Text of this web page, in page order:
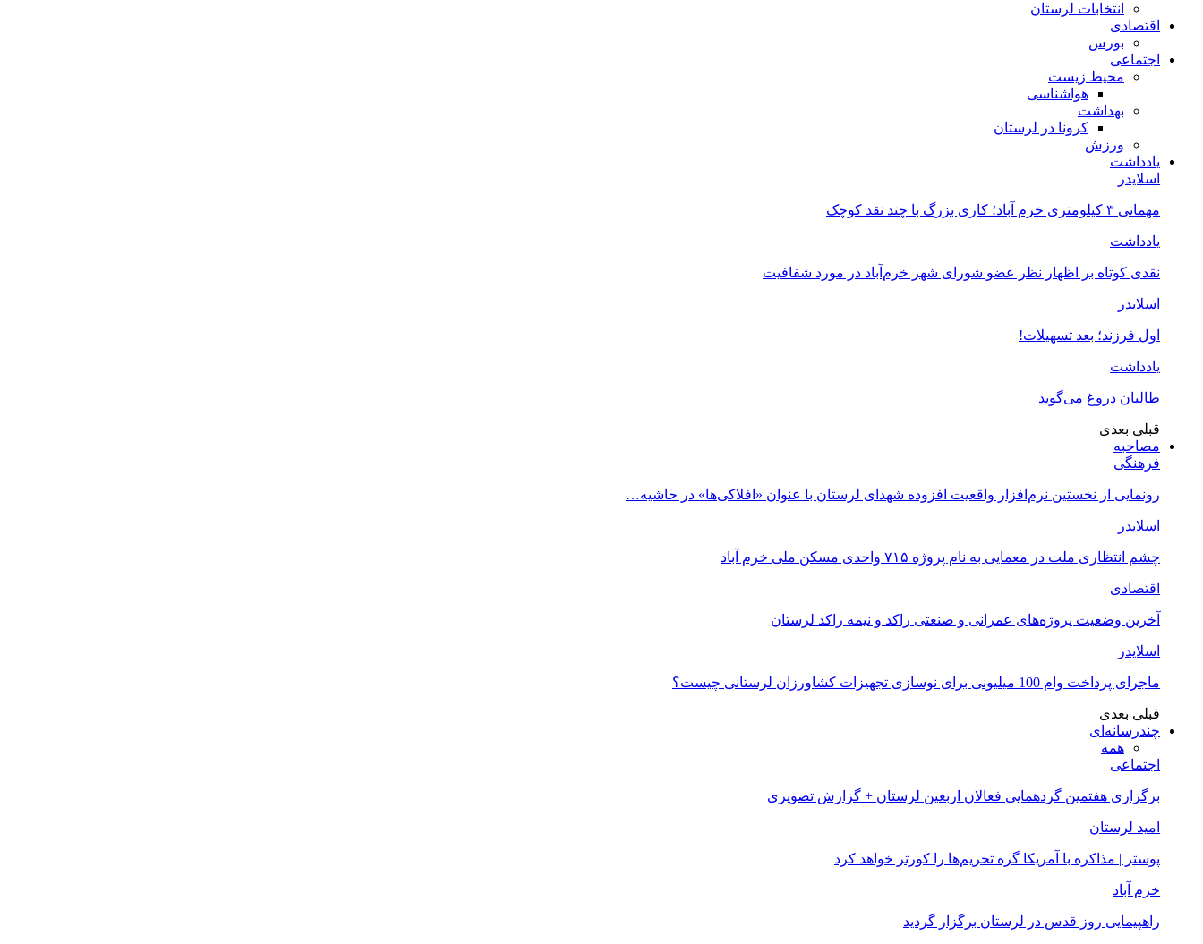
انتخابات لرستان
اقتصادی
بورس
اجتماعی
محیط زیست
هواشناسی
بهداشت
کرونا در لرستان
ورزش
یادداشت
اسلایدر
مهمانی ۳ کیلومتری خرم آباد؛ کاری بزرگ با چند نقد کوچک
یادداشت
نقدی کوتاه بر اظهار نظر عضو شورای شهر خرم‌آباد در مورد شفافیت
اسلایدر
اول فرزند؛ بعد تسهیلات!
یادداشت
طالبان دروغ می‌گوید
قبلی بعدی
مصاحبه
فرهنگی
رونمایی از نخستین نرم‌افزار واقعیت افزوده شهدای لرستان با عنوان «افلاکی‌ها» در حاشیه…
اسلایدر
چشم انتظاری ملت در معمایی به نام پروژه ۷۱۵ واحدی مسکن ملی خرم آباد
اقتصادی
آخرین وضعیت پروژه‌های عمرانی و صنعتی راکد و نیمه راکد لرستان
اسلایدر
ماجرای پرداخت وام 100 میلیونی برای نوسازی تجهیزات کشاورزان لرستانی چیست؟
قبلی بعدی
چندرسانه‌ای
همه
اجتماعی
برگزاری هفتمین گردهمایی فعالان اربعین لرستان + گزارش تصویری
امید لرستان
پوستر | مذاکره با آمریکا گره تحریم‌ها را کورتر خواهد کرد
خرم آباد
راهپیمایی روز قدس در لرستان برگزار گردید